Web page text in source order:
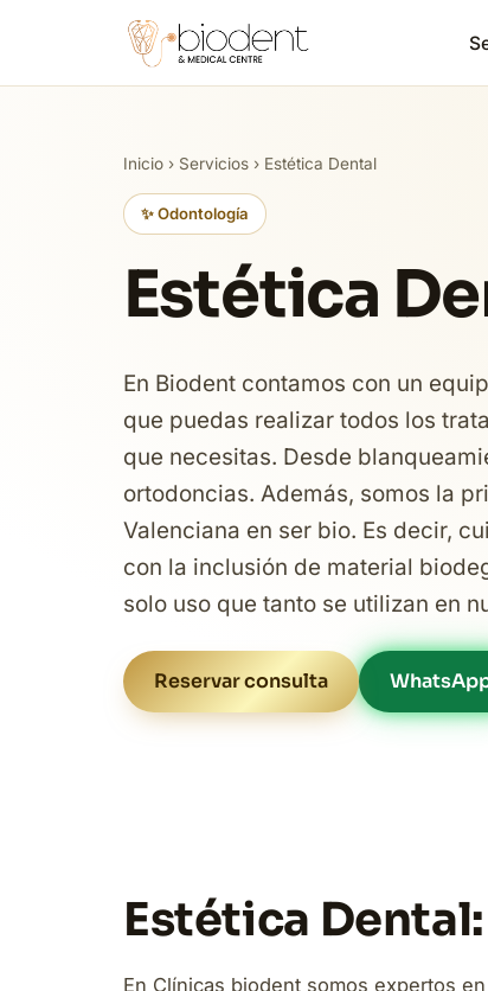
Inicio › Servicios › Estética Dental
✨ Odontología
Estética
En Biodent contamos con un
que puedas realizar todos los
que necesitas. Desde
ortodoncias. Además, somos la
Valenciana en ser bio. Es decir,
con la inclusión de material
solo uso que tanto se utilizan en
Reservar consulta
Estética
En Clínicas biodent somos expertos